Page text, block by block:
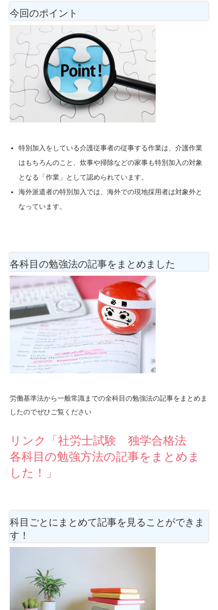
今回のポイント
特別加入をしている介護従事者の従事する作業は、介護作業
はもちろんのこと、炊事や掃除などの家事も特別加入の対象
となる「作業」として認められています。
海外派遣者の特別加入では、海外での現地採用者は対象外と
なっています。
各科目の勉強法の記事をまとめました
労働基準法から一般常識までの全科目の勉強法の記事をまとめま
したのでぜひご覧ください
リンク「社労士試験 独学合格法
各科目の勉強方法の記事をまとめま
した！」
科目ごとにまとめて記事を見ることができま
す！